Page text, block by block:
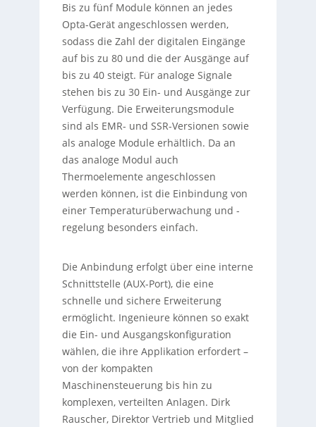
Bis zu fünf Module können an jedes
Opta-Gerät angeschlossen werden,
sodass die Zahl der digitalen Eingänge
auf bis zu 80 und die der Ausgänge auf
bis zu 40 steigt. Für analoge Signale
stehen bis zu 30 Ein- und Ausgänge zur
Verfügung. Die Erweiterungsmodule
sind als EMR- und SSR-Versionen sowie
als analoge Module erhältlich. Da an
das analoge Modul auch
Thermoelemente angeschlossen
werden können, ist die Einbindung von
einer Temperaturüberwachung und -
regelung besonders einfach.
Die Anbindung erfolgt über eine interne
Schnittstelle (AUX-Port), die eine
schnelle und sichere Erweiterung
ermöglicht. Ingenieure können so exakt
die Ein- und Ausgangskonfiguration
wählen, die ihre Applikation erfordert –
von der kompakten
Maschinensteuerung bis hin zu
komplexen, verteilten Anlagen. Dirk
Rauscher, Direktor Vertrieb und Mitglied